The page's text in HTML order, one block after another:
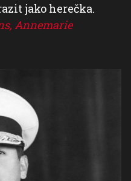
jako herečka.
Annemarie